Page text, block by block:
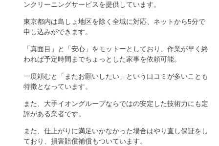
ンクリーニングサービスを提供しています。
東京都内は島しょ地区を除く全域に対応、ネットから5分で
申し込みができます。
「真面目」と「安心」をモットーとしており、作業が早く終
われば予定時間までちょっとした家事を依頼可能。
一度頼むと「またお願いしたい」という口コミが多いことも
特徴となっています。
また、大手イオングループならではの安定した技術力にも定
評がある業者です。
また、仕上がりに満足いかなかった場合はやり直し保証をし
ており、損害賠償補償もついています。